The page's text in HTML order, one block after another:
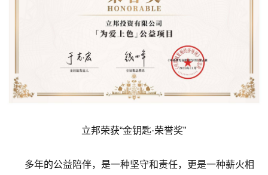
立邦荣获“金钥匙·荣誉奖”
多年的公益陪伴，是一种坚守和责任，更是一种薪火相